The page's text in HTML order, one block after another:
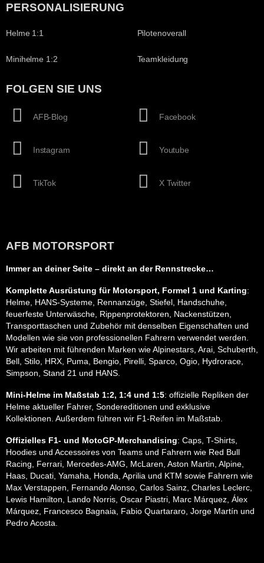
PERSONALISIERUNG
Helme 1:1
Minihelme 1:2
Pilotenoverall
Teamkleidung
FOLGEN SIE UNS
AFB-Blog
Instagram
TikTok
Facebook
Youtube
X Twitter
AFB MOTORSPORT
Immer an deiner Seite – direkt an der Rennstrecke…
Komplette Ausrüstung für Motorsport, Formel 1 und Karting:
Helme, HANS-Systeme, Rennanzüge, Stiefel, Handschuhe,
feuerfeste Unterwäsche, Rippenprotektoren, Nackenstützen,
Transporttaschen und Zubehör mit denselben Eigenschaften und
Modellen wie sie von professionellen Fahrern verwendet werden.
Wir arbeiten mit führenden Marken wie Alpinestars, Arai, Schuberth,
Bell, Stilo, HRX, Puma, Bengio, Pirelli, Sparco, Ogio, Hydrorace,
Simpson, Stand 21 und HANS.
Mini-Helme im Maßstab 1:2, 1:4 und 1:5: offizielle Repliken der
Helme aktueller Fahrer, Sondereditionen und exklusive
Kollektionen. Außerdem führen wir F1-Reifen im Maßstab.
Offizielles F1- und MotoGP-Merchandising: Caps, T-Shirts,
Hoodies und Accessoires von Teams und Fahrern wie Red Bull
Racing, Ferrari, Mercedes-AMG, McLaren, Aston Martin, Alpine,
Haas, Ducati, Yamaha, Honda, Aprilia und KTM sowie Fahrern wie
Max Verstappen, Fernando Alonso, Carlos Sainz, Charles Leclerc,
Lewis Hamilton, Lando Norris, Oscar Piastri, Marc Márquez, Álex
Márquez, Francesco Bagnaia, Fabio Quartararo, Jorge Martín und
Pedro Acosta.